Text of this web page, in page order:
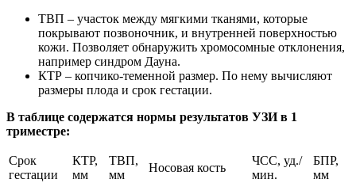
ТВП – участок между мягкими тканями, которые
покрывают позвоночник, и внутренней поверхностью
кожи. Позволяет обнаружить хромосомные отклонения,
например синдром Дауна.
КТР – копчико-теменной размер. По нему вычисляют
размеры плода и срок гестации.
В таблице содержатся нормы результатов УЗИ в 1
триместре:
Срок
гестации
КТР,
мм
ТВП,
мм
Носовая кость
ЧСС, уд./
мин.
БПР,
мм